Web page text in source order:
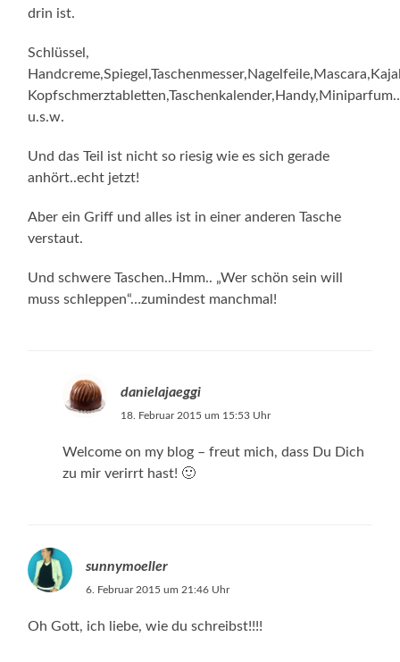
drin ist.
Schlüssel,
u.s.w.
Und das Teil ist nicht so riesig wie es sich gerade
anhört..echt jetzt!
Aber ein Griff und alles ist in einer anderen Tasche
verstaut.
Und schwere Taschen..Hmm.. „Wer schön sein will
muss schleppen“…zumindest manchmal!
danielajaeggi
18. Februar 2015 um 15:53 Uhr
Welcome on my blog – freut mich, dass Du Dich
zu mir verirrt hast! 🙂
sunnymoeller
6. Februar 2015 um 21:46 Uhr
Oh Gott, ich liebe, wie du schreibst!!!!